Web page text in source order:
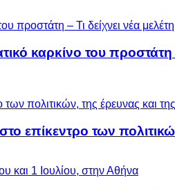
καρκίνο του προστάτη
επίκεντρο των